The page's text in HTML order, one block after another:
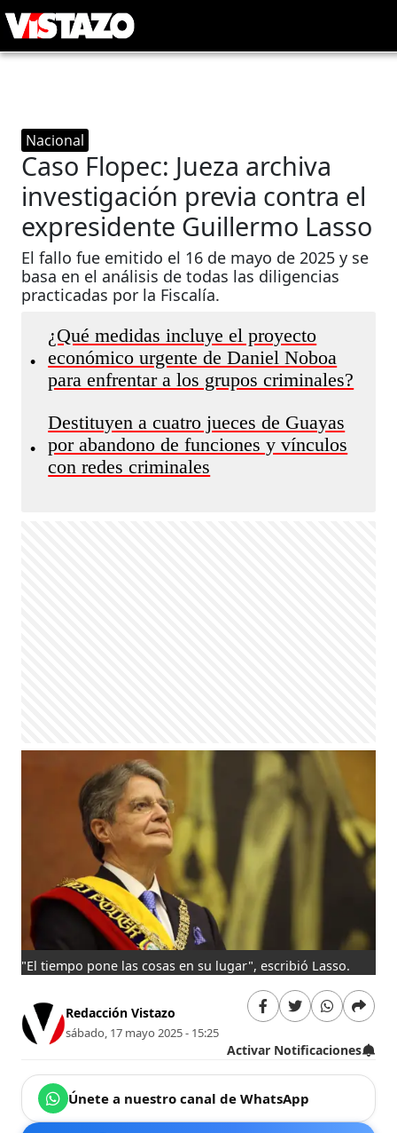
Nacional
Caso Flopec: Jueza archiva
investigación previa contra el
expresidente Guillermo Lasso
El fallo fue emitido el 16 de mayo de 2025 y se
basa en el análisis de todas las diligencias
practicadas por la Fiscalía.
•
¿Qué medidas incluye el proyecto
económico urgente de Daniel Noboa
para enfrentar a los grupos criminales?
•
Destituyen a cuatro jueces de Guayas
por abandono de funciones y vínculos
con redes criminales
"El tiempo pone las cosas en su lugar", escribió Lasso.
Redacción Vistazo
sábado, 17 mayo 2025 - 15:25
Activar Notificaciones
Únete a nuestro canal de WhatsApp